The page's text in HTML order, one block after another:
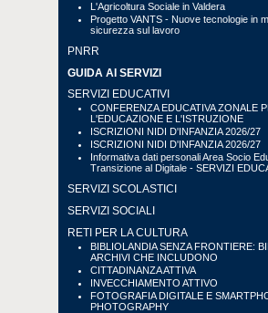
L'Agricoltura Sociale in Valdera
Progetto VANTS - Nuove tecnologie in
sicurezza sul lavoro
PNRR
GUIDA AI SERVIZI
SERVIZI EDUCATIVI
CONFERENZA EDUCATIVA ZONALE
L'EDUCAZIONE E L'ISTRUZIONE
ISCRIZIONI NIDI D'INFANZIA 2026/27
ISCRIZIONI NIDI D'INFANZIA 2026/27
Informativa dati personali Area Socio
Transizione al Digitale - SERVIZI
SERVIZI SCOLASTICI
SERVIZI SOCIALI
RETI PER LA CULTURA
BIBLIOLANDIA SENZA FRONTIERE:
ARCHIVI CHE INCLUDONO
CITTADINANZA ATTIVA
INVECCHIAMENTO ATTIVO
FOTOGRAFIA DIGITALE E
PHOTOGRAPHY